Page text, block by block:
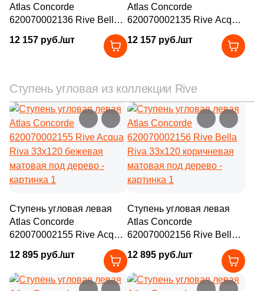
Atlas Concorde
620070002136 Rive Bella
Riva 33x160 коричневая
матовая под дерево
12 157 руб./шт
Atlas Concorde
620070002135 Rive Acqua
матовая под дерево
12 157 руб./шт
Ступень угловая из коллекции Rive
Ступень угловая левая
Atlas Concorde
620070002155 Rive Acqua
матовая под дерево
12 895 руб./шт
Ступень угловая левая
Atlas Concorde
620070002156 Rive Bella
Riva 33x120 коричневая
матовая под дерево
12 895 руб./шт